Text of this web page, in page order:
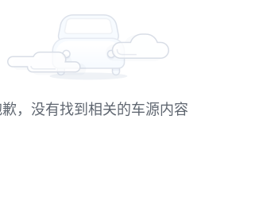
，没有找到相关的车源内容